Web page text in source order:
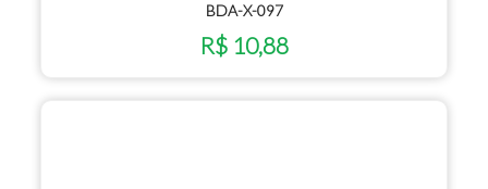
BDA-X-097
R$ 10,88